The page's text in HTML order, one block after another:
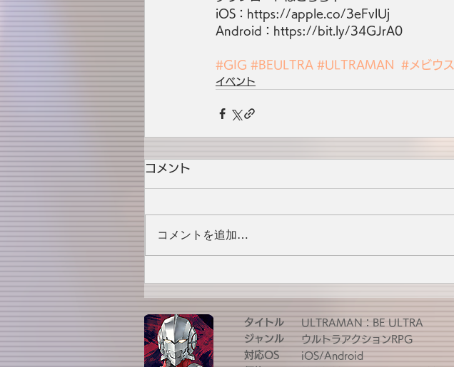
iOS：https://apple.co/3eFvlUj
Android：https://bit.ly/34GJrA0
#GIG #BEULTRA #ULTRAMAN #メビウス
イベント
コメント
コメントを追加…
タイトル
ジャンル
対応OS
ULTRAMAN：BE ULTRA
ウルトラアクションRPG
iOS/Android